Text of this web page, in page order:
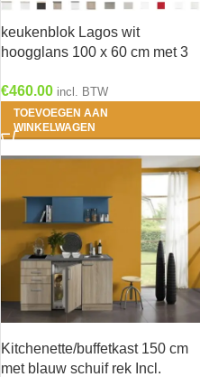
keukenblok Lagos wit
hoogglans 100 x 60 cm met 3
€460.00 incl. BTW
TOEVOEGEN AAN
WINKELWAGEN
Kitchenette/buffetkast 150 cm
met blauw schuif rek Incl.